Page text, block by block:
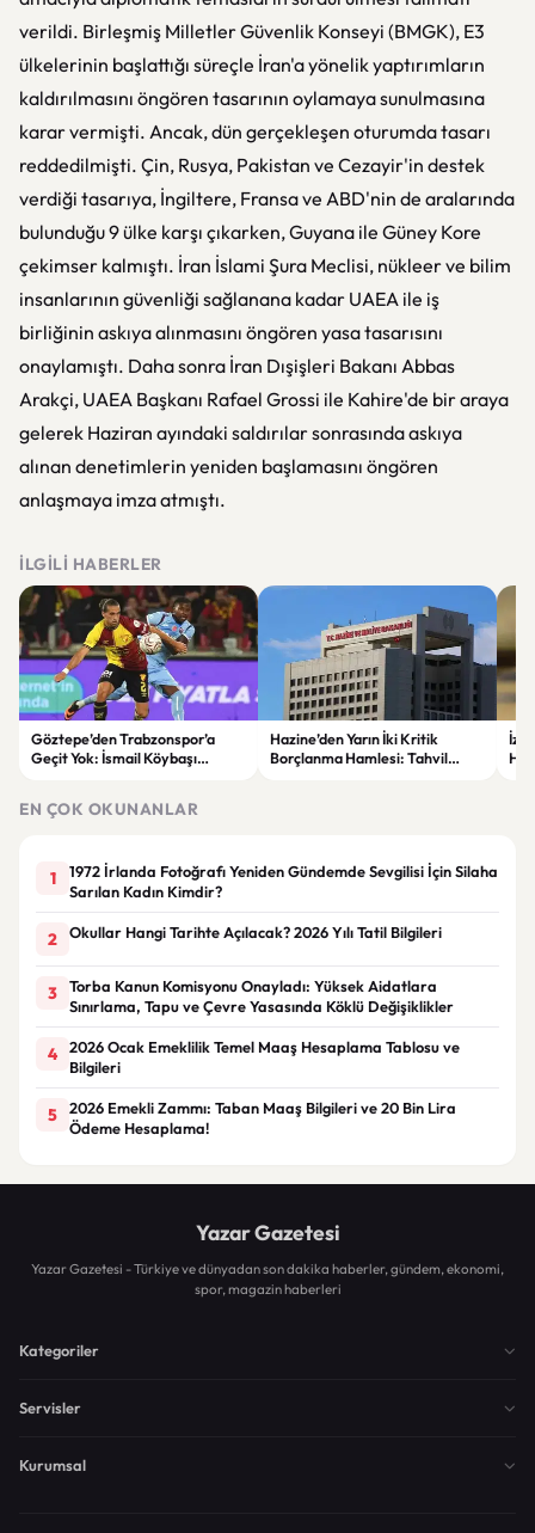
verildi. Birleşmiş Milletler Güvenlik Konseyi (BMGK), E3
ülkelerinin başlattığı süreçle İran'a yönelik yaptırımların
kaldırılmasını öngören tasarının oylamaya sunulmasına
karar vermişti. Ancak, dün gerçekleşen oturumda tasarı
reddedilmişti. Çin, Rusya, Pakistan ve Cezayir'in destek
verdiği tasarıya, İngiltere, Fransa ve ABD'nin de aralarında
bulunduğu 9 ülke karşı çıkarken, Guyana ile Güney Kore
çekimser kalmıştı. İran İslami Şura Meclisi, nükleer ve bilim
insanlarının güvenliği sağlanana kadar UAEA ile iş
birliğinin askıya alınmasını öngören yasa tasarısını
onaylamıştı. Daha sonra İran Dışişleri Bakanı Abbas
Arakçi, UAEA Başkanı Rafael Grossi ile Kahire'de bir araya
gelerek Haziran ayındaki saldırılar sonrasında askıya
alınan denetimlerin yeniden başlamasını öngören
anlaşmaya imza atmıştı.
İLGILI HABERLER
Göztepe’den Trabzonspor’a
Geçit Yok: İsmail Köybaşı
Hazine’den Yarın İki Kritik
Borçlanma Hamlesi: Tahvil
EN ÇOK OKUNANLAR
1
1972 İrlanda Fotoğrafı Yeniden Gündemde Sevgilisi İçin Silaha
Sarılan Kadın Kimdir?
2 Okullar Hangi Tarihte Açılacak? 2026 Yılı Tatil Bilgileri
3
Torba Kanun Komisyonu Onayladı: Yüksek Aidatlara
Sınırlama, Tapu ve Çevre Yasasında Köklü Değişiklikler
4
2026 Ocak Emeklilik Temel Maaş Hesaplama Tablosu ve
Bilgileri
5
2026 Emekli Zammı: Taban Maaş Bilgileri ve 20 Bin Lira
Ödeme Hesaplama!
Yazar Gazetesi
Yazar Gazetesi - Türkiye ve dünyadan son dakika haberler, gündem, ekonomi,
spor, magazin haberleri
Kategoriler
Servisler
Kurumsal